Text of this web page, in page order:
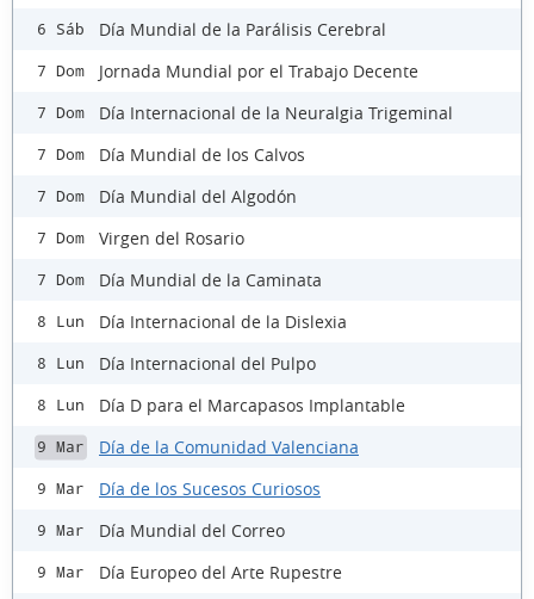
6 Sáb Día Mundial de la Parálisis Cerebral
7 Dom Jornada Mundial por el Trabajo Decente
7 Dom Día Internacional de la Neuralgia Trigeminal
7 Dom Día Mundial de los Calvos
7 Dom Día Mundial del Algodón
7 Dom Virgen del Rosario
7 Dom Día Mundial de la Caminata
8 Lun Día Internacional de la Dislexia
8 Lun Día Internacional del Pulpo
8 Lun Día D para el Marcapasos Implantable
9 Mar Día de la Comunidad Valenciana
9 Mar Día de los Sucesos Curiosos
9 Mar Día Mundial del Correo
9 Mar Día Europeo del Arte Rupestre